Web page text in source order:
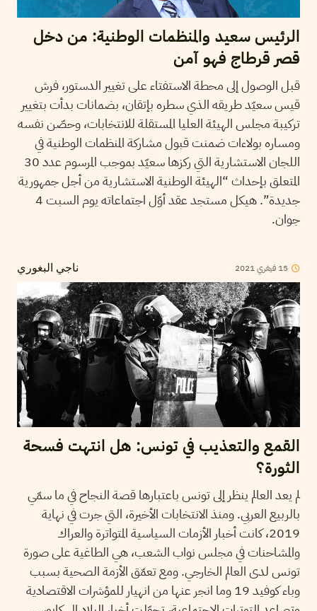
الرئيس سعيد والمنظمات الوطنية: من دخل
قصر قرطاج فهو آمن
قبل الوصول إلى محطة الاستفتاء على تغيير الدستور، فرش
قيس سعيّد طريقه الذي سطره بإتقان، بضمانات بدأت بتغيير
تركيبة مجلس الهيئة العليا المستقلة للانتخابات، وحصّن نفسه
ومساره بولاءات ضمنت قبول مشاركة المنظمات الوطنية في
اللجان الاستشارية التي ركزها سعيّد بموجب المرسوم عدد 30
المتعلق بإحداث “الهيئة الوطنية الاستشارية من أجل جمهورية
جديدة”. هيكل مستجد عقد أوّل اجتماعاته يوم السبت 4
جوان.
ناجي البغوري 15 فيفري2021
القمع والتعذيب في تونس: هل انتهت فسحة
الثورة؟
لم يعد العالم ينظر إلى تونس باعتبارها قصة النجاح في ما سمّي
بالربيع العربي. ومنذ الانتخابات الأخيرة، التي جرت في نهاية
2019، كانت أخبار الأزمات السياسية المتواترة والعراك
والمشاحنات في مجلس نواب الشعب، هي الطاغية على صورة
تونس لدى العالم الخارجي. ومع تعمّق الأزمة الصحية بسبب
وباء كوفيد 19 وما انجر عنها من انهيار للمؤشرات الاقتصادية